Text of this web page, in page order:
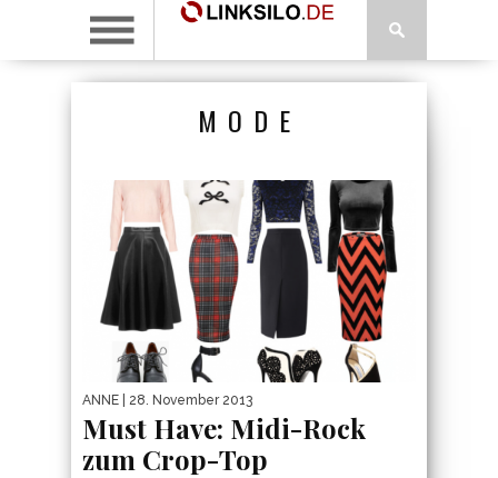
MODE
ANNE | 28. November 2013
Must Have: Midi-Rock
zum Crop-Top